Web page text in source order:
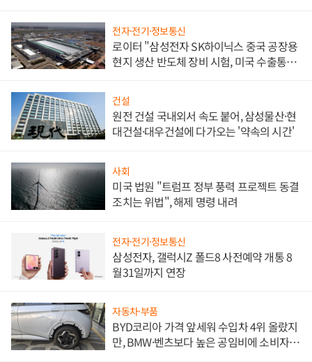
전자·전기·정보통신
로이터 "삼성전자 SK하이닉스 중국 공장용
현지 생산 반도체 장비 시험, 미국 수출통제
건설
원전 건설 국내외서 속도 붙어, 삼성물산·현
대건설·대우건설에 다가오는 '약속의 시간'
사회
미국 법원 "트럼프 정부 풍력 프로젝트 동결
조치는 위법", 해제 명령 내려
전자·전기·정보통신
삼성전자, 갤럭시Z 폴드8 사전예약 개통 8
월31일까지 연장
자동차·부품
BYD코리아 가격 앞세워 수입차 4위 올랐지
만, BMW·벤츠보다 높은 공임비에 소비자